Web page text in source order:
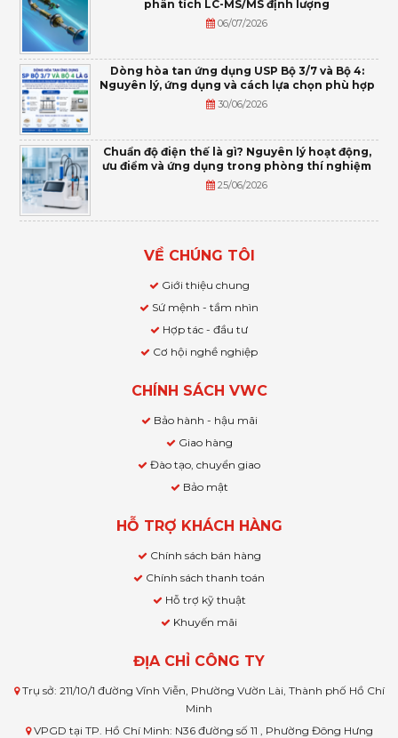
phân tích LC-MS/MS định lượng
06/07/2026
Dòng hòa tan ứng dụng USP Bộ 3/7 và Bộ 4:
Nguyên lý, ứng dụng và cách lựa chọn phù hợp
30/06/2026
Chuẩn độ điện thế là gì? Nguyên lý hoạt động,
ưu điểm và ứng dụng trong phòng thí nghiệm
25/06/2026
VỀ CHÚNG TÔI
Giới thiệu chung
Sứ mệnh - tầm nhìn
Hợp tác - đầu tư
Cơ hội nghề nghiệp
CHÍNH SÁCH VWC
Bảo hành - hậu mãi
Giao hàng
Đào tạo, chuyển giao
Bảo mật
HỖ TRỢ KHÁCH HÀNG
Chính sách bán hàng
Chính sách thanh toán
Hỗ trợ kỹ thuật
Khuyến mãi
ĐỊA CHỈ CÔNG TY
Trụ sở: 211/10/1 đường Vĩnh Viễn, Phường Vườn Lài, Thành phố Hồ Chí
Minh
VPGD tại TP. Hồ Chí Minh: N36 đường số 11 , Phường Đông Hưng